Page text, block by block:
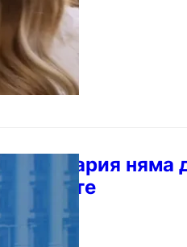
България няма
кризите